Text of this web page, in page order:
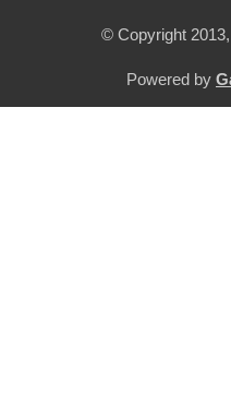
© Copyright
Powered by